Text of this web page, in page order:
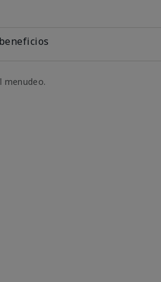
menudeo.